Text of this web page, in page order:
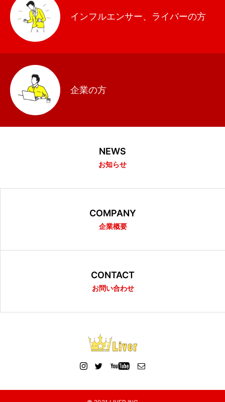
インフルエンサー、ライバーの方
企業の方
NEWS
お知らせ
COMPANY
企業概要
CONTACT
お問い合わせ